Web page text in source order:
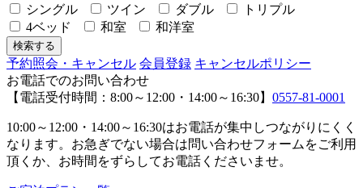
シングル
ツイン ダブル
トリプル
4ベッド
和室 和洋室
予約照会・キャンセル 会員登録 キャンセルポリシー
お電話でのお問い合わせ
【電話受付時間：8:00～12:00・14:00～16:30】 0557-81-0001
10:00～12:00・14:00～16:30はお電話が集中しつながりにくく
なります。お急ぎでない場合は問い合わせフォームをご利用
頂くか、お時間をずらしてお電話くださいませ。